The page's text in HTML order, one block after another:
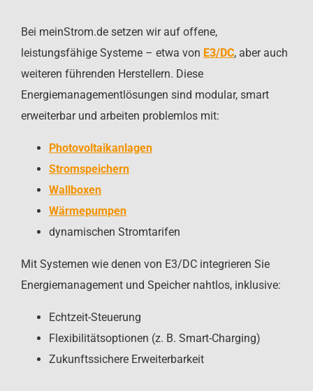
Bei meinStrom.de setzen wir auf offene,
leistungsfähige Systeme – etwa von E3/DC, aber auch
weiteren führenden Herstellern. Diese
Energiemanagementlösungen sind modular, smart
erweiterbar und arbeiten problemlos mit:
Photovoltaikanlagen
Stromspeichern
Wallboxen
Wärmepumpen
dynamischen Stromtarifen
Mit Systemen wie denen von E3/DC integrieren Sie
Energiemanagement und Speicher nahtlos, inklusive:
Echtzeit-Steuerung
Flexibilitätsoptionen (z. B. Smart-Charging)
Zukunftssichere Erweiterbarkeit